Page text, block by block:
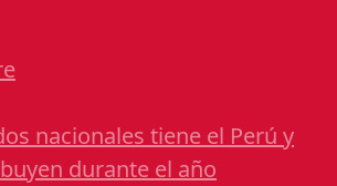
nacionales tiene el Perú y
durante el año